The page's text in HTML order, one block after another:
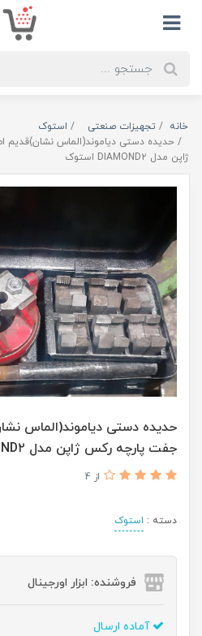
خانه تجهیزات صنعتی
استوک
ژاپن مدل DIAMOND۲ استوک
جفت پارچه رکس ژاپن مدل DIAMOND۲ استوک
از 4
دسته : استوک
فروشنده: ابزار اورجینال
آماده ارسال